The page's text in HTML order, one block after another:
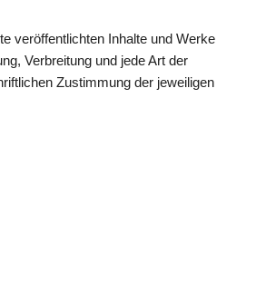
veröffentlichten Inhalte und Werke
Verbreitung und jede Art der
Zustimmung der jeweiligen